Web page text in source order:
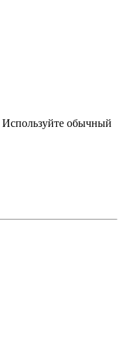
обычный